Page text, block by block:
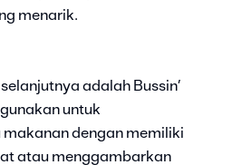
menarik.
adalah Bussin’
untuk
dengan memiliki
atau menggambarkan